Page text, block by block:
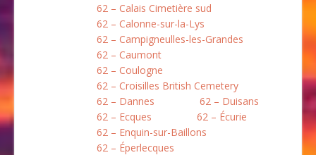
62 – Calais Cimetière sud
62 – Calonne-sur-la-Lys
62 – Campigneulles-les-Grandes
62 – Caumont
62 – Coulogne
62 – Croisilles British Cemetery
62 – Dannes
62 – Duisans
62 – Ecques
62 – Écurie
62 – Enquin-sur-Baillons
62 – Éperlecques